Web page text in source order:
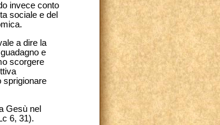
invece conto
sociale e del
a dire la
e
scorgere
sprigionare
Gesù nel
6, 31).